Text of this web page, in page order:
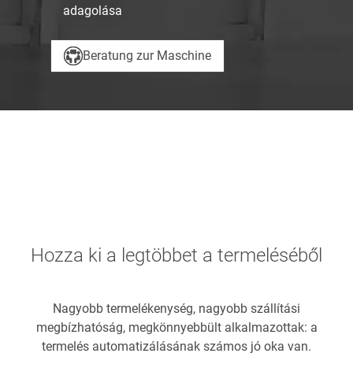
adagolása
Beratung zur Maschine
Hozza ki a legtöbbet a termeléséből
Nagyobb termelékenység, nagyobb szállítási
megbízhatóság, megkönnyebbült alkalmazottak: a
termelés automatizálásának számos jó oka van.